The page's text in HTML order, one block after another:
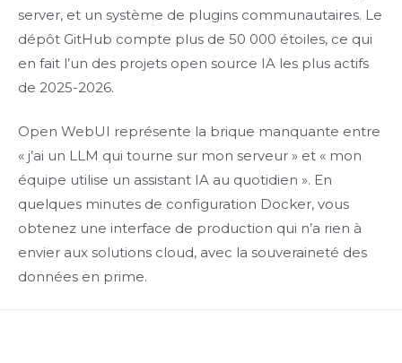
server, et un système de plugins communautaires. Le
dépôt GitHub compte plus de 50 000 étoiles, ce qui
en fait l’un des projets open source IA les plus actifs
de 2025-2026.
Open WebUI représente la brique manquante entre
« j’ai un LLM qui tourne sur mon serveur » et « mon
équipe utilise un assistant IA au quotidien ». En
quelques minutes de configuration Docker, vous
obtenez une interface de production qui n’a rien à
envier aux solutions cloud, avec la souveraineté des
données en prime.